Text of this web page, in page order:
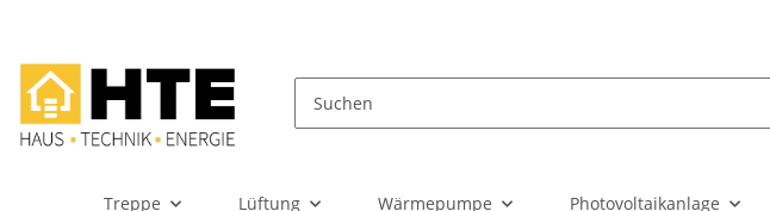
Treppe Lüftung Wärmepumpe Photovoltaikanlage